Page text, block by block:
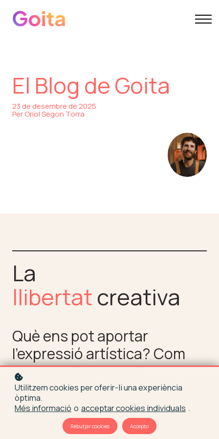
El Blog de Goita
23 de desembre de 2025
Per Oriol Segon Torra
La
llibertatcreativa
Què ens pot aportar
l’expressió artística? Com
accedir a la font de
creativitat i intel·ligència
intuïtiva que habita dins
nostre?Com regalar-nos un
Utilitzem cookies per oferir-li una experiència
òptima.
Més informació o acceptar cookies individuals .
Rebutjar cookies Accepto